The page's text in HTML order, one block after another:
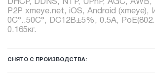
DHCP, DDNS, NTP, UPnP, AGC,
P2P xmeye.net, iOS, Android (xmeye),
0C°..50C°, DC12В±5%, 0.5А,
0.165кг.
СНЯТО С ПРОИЗВОДСТВА: